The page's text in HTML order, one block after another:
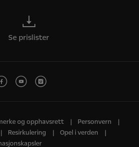
Se prislister
og opphavsrett
Personvern
Resirkulering
Opel i verden